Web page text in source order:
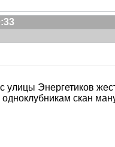
улицы Энергетиков
скан